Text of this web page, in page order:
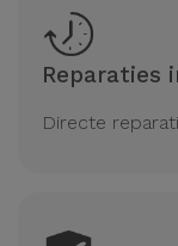
Reparaties
Directe